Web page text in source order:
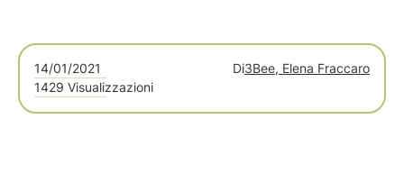
14/01/2021 Di3Bee, Elena Fraccaro
1429 Visualizzazioni